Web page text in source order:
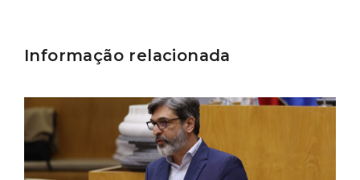
Informação relacionada